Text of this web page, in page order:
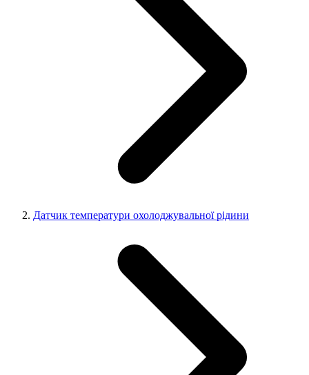
Датчик температури охолоджувальної рідини